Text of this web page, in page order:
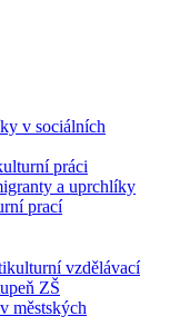
v sociálních
práci
a uprchlíky
prací
vzdělávací
ZŠ
městských